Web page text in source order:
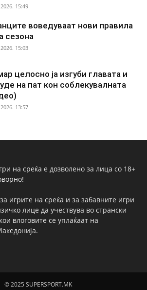
15:49
воведуваат нови правила
сезона
15:03
целосно ја изгуби главата и
на пат кон соблекувалната
13:57
на среќа е дозволено за лица со 18+
игрите на среќа и за забавните игри
лице да учествува во странски
влоговите се уплаќаат на
© 2025 SUPERSPORT.MK